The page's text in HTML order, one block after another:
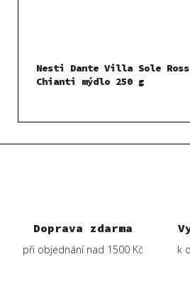
Doprava zdarma
při objednání nad 1500 Kč k
Nesti Dante Villa Sole
Chianti mýdlo 250 g